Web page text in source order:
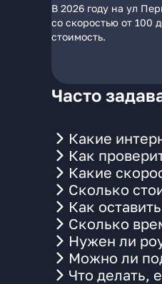
В 2026 году на ул
со скоростью от 100
стоимость.
Часто
Какие
Как
Какие
Сколько
Как
Сколько
Нужен ли
Можно ли
Что делать,